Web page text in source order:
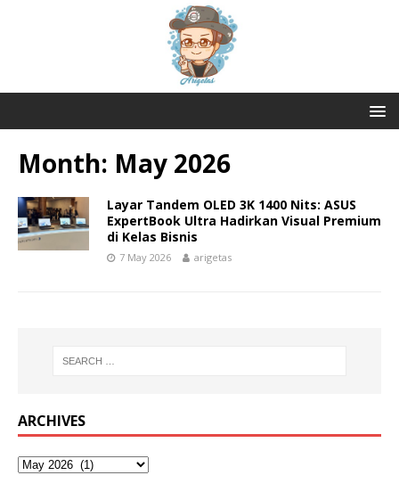
Month: May 2026
Layar Tandem OLED 3K 1400 Nits: ASUS
ExpertBook Ultra Hadirkan Visual Premium
di Kelas Bisnis
7 May 2026 arigetas
ARCHIVES